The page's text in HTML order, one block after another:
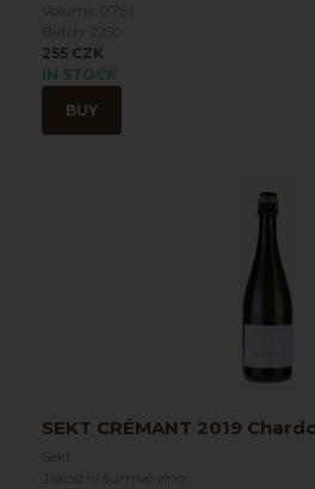
Volume: 0.75 l
Batch: 2250
255 CZK
IN STOCK
BUY
SEKT CRÉMANT 2019
Sekt
Jakostní šumivé víno